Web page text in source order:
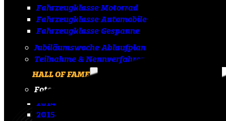
Fahrzeugklasse Motorrad
Fahrzeugklasse Automobile
Fahrzeugklasse Gespanne
Jubiläumswoche Ablaufplan
Teilnahme & Nennverfahren
HALL OF FAME
Fotoarchiv
2014
2015